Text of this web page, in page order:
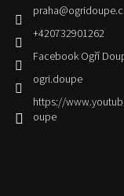
praha@
+420732901262
Facebook Ogří
ogri.doupe
https://
oupe